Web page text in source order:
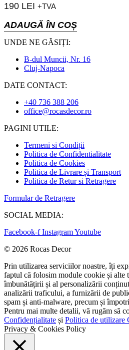
190 LEI +TVA
ADAUGĂ ÎN COȘ
UNDE NE GĂSIȚI:
B-dul Muncii, Nr. 16
Cluj-Napoca
DATE CONTACT:
+40 736 388 206
office@rocasdecor.ro
PAGINI UTILE:
Termeni si Condiții
Politica de Confidentialitate
Politica de Cookies
Politica de Livrare și Transport
Politica de Retur si Retragere
Formular de Retragere
SOCIAL MEDIA:
Facebook-f InstagramYoutube
© 2026 Rocas Decor
Prin utilizarea serviciilor noastre, îți
faptul că folosim module cookie și alte
îmbunătățirii și al personalizării
analizării traficului, a furnizării de
spam și anti-malware, precum și
Pentru mai multe detalii, vă rugăm să
Confidențialitate și Politica de utilizare
Privacy & Cookies Policy